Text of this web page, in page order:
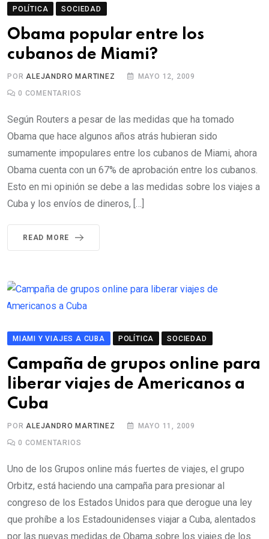
POLÍTICA SOCIEDAD
Obama popular entre los
cubanos de Miami?
POR ALEJANDRO MARTINEZ
MAYO 12, 2009
0 COMENTARIOS
Según Routers a pesar de las medidas que ha tomado
Obama que hace algunos años atrás hubieran sido
sumamente impopulares entre los cubanos de Miami, ahora
Obama cuenta con un 67% de aprobación entre los cubanos.
Esto en mi opinión se debe a las medidas sobre los viajes a
Cuba y los envíos de dineros, […]
READ MORE
MIAMI Y VIAJES A CUBA POLÍTICA SOCIEDAD
Campaña de grupos online para
liberar viajes de Americanos a
Cuba
POR ALEJANDRO MARTINEZ
MAYO 11, 2009
0 COMENTARIOS
Uno de los Grupos online más fuertes de viajes, el grupo
Orbitz, está haciendo una campaña para presionar al
congreso de los Estados Unidos para que derogue una ley
que prohíbe a los Estadounidenses viajar a Cuba, alentados
por las nuevas medidas de Obama sobre los viajes de los